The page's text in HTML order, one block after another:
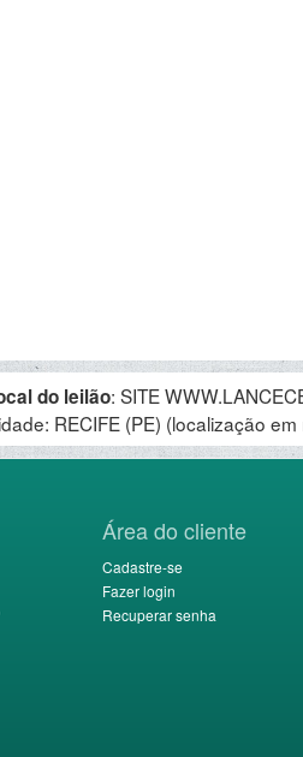
do leilão: SITE
RECIFE (PE) (localização em
Área do cliente
Cadastre-se
Fazer login
Recuperar senha